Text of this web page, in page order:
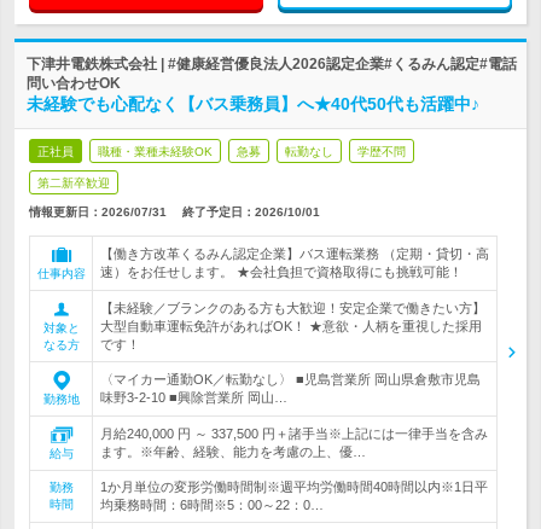
下津井電鉄株式会社 | #健康経営優良法人2026認定企業#くるみん認定#電話
問い合わせOK
未経験でも心配なく【バス乗務員】へ★40代50代も活躍中♪
正社員 職種・業種未経験OK 急募 転勤なし 学歴不問
第二新卒歓迎
情報更新日：2026/07/31 終了予定日： 2026/10/01
仕事内容
【働き方改革くるみん認定企業】バス運転業務 （定期・貸切・高
速）をお任せします。 ★会社負担で資格取得にも挑戦可能！
対象と
なる方
【未経験／ブランクのある方も大歓迎！安定企業で働きたい方】
大型自動車運転免許があればOK！ ★意欲・人柄を重視した採用
です！
勤務地
〈マイカー通勤OK／転勤なし〉 ■児島営業所 岡山県倉敷市児島
味野3-2-10 ■興除営業所 岡山…
給与
月給240,000 円 ～ 337,500 円＋諸手当※上記には一律手当を含み
ます。※年齢、経験、能力を考慮の上、優…
勤務
時間
1か月単位の変形労働時間制※週平均労働時間40時間以内※1日平
均乗務時間：6時間※5：00～22：0…